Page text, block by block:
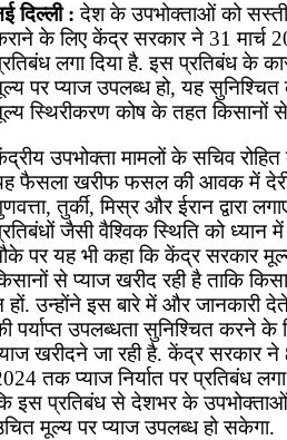
दिल्ली : देश के उपभोक्ताओं को
के लिए केंद्र सरकार ने 31 मार्च
लगा दिया है. इस प्रतिबंध के
पर प्याज उपलब्ध हो, यह
स्थिरीकरण कोष के तहत किसानों से
उपभोक्ता मामलों के सचिव
फैसला खरीफ फसल की आवक में देरी,
तुर्की, मिस्र और ईरान द्वारा
जैसी वैश्विक स्थिति को ध्यान
पर यह भी कहा कि केंद्र सरकार
से प्याज खरीद रही है ताकि
हों. उन्होंने इस बारे में और जानकारी
पर्याप्त उपलब्धता सुनिश्चित करने
खरीदने जा रही है. केंद्र सरकार
तक प्याज निर्यात पर प्रतिबंध
इस प्रतिबंध से देशभर के उपभोक्ताओं
मूल्य पर प्याज उपलब्ध हो सकेगा.